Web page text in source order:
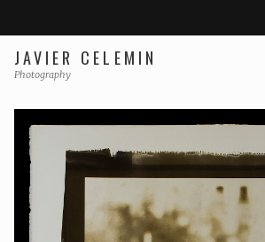
JAVIER CELEMIN
Photography
Skip
content